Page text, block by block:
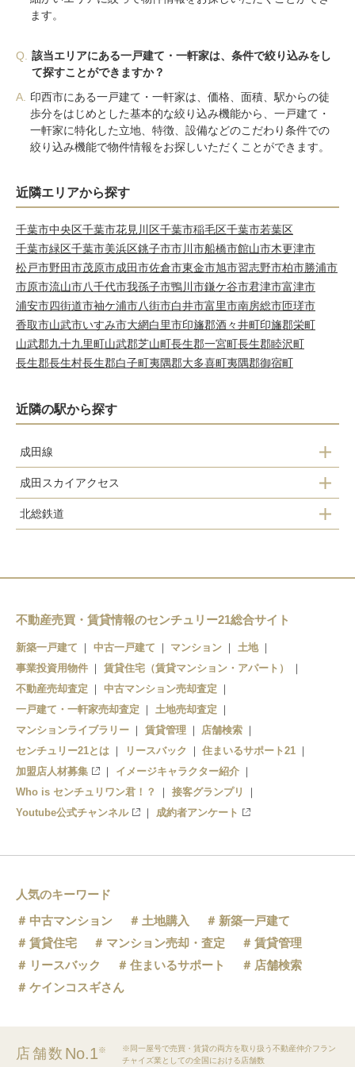
ます。
Q.
該当エリアにある一戸建て・一軒家は、条件で絞り込みをし
て探すことができますか？
A.
印西市にある一戸建て・一軒家は、価格、面積、駅からの徒
歩分をはじめとした基本的な絞り込み機能から、一戸建て・
一軒家に特化した立地、特徴、設備などのこだわり条件での
絞り込み機能で物件情報をお探しいただくことができます。
近隣エリアから探す
千葉市中央区千葉市花見川区千葉市稲毛区千葉市若葉区
千葉市緑区千葉市美浜区銚子市市川市船橋市館山市木更津市
松戸市野田市茂原市成田市佐倉市東金市旭市習志野市柏市勝浦市
市原市流山市八千代市我孫子市鴨川市鎌ケ谷市君津市富津市
浦安市四街道市袖ケ浦市八街市白井市富里市南房総市匝瑳市
香取市山武市いすみ市大網白里市印旛郡酒々井町印旛郡栄町
山武郡九十九里町山武郡芝山町長生郡一宮町長生郡睦沢町
長生郡長生村長生郡白子町夷隅郡大多喜町夷隅郡御宿町
近隣の駅から探す
成田線
木下駅
小林駅
成田スカイアクセス
千葉ニュータウン中央駅
北総鉄道
印西牧の原駅
印旛日本医大駅
不動産売買・賃貸情報のセンチュリー21総合サイト
新築一戸建て 中古一戸建て マンション
土地
事業投資用物件
賃貸住宅（賃貸マンション・アパート）
不動産売却査定
中古マンション売却査定
一戸建て・一軒家売却査定
土地売却査定
マンションライブラリー
賃貸管理
店舗検索
センチュリー21とは
リースバック
住まいるサポート21
加盟店人材募集
イメージキャラクター紹介
Who is センチュリワン君！？
接客グランプリ
Youtube公式チャンネル
成約者アンケート
人気のキーワード
中古マンション
土地購入
新築一戸建て
賃貸住宅
マンション売却・査定
賃貸管理
リースバック
住まいるサポート
店舗検索
ケインコスギさん
店舗数 No.1※
※同一屋号で売買・賃貸の両方を取り扱う不動産仲介フラン
チャイズ業としての全国における店舗数